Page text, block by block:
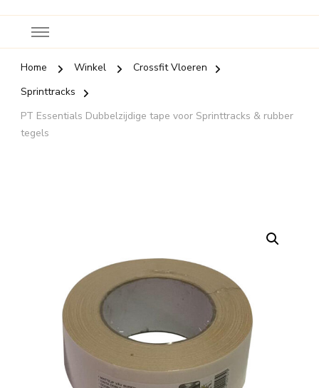
Home Winkel
Crossfit Vloeren
Sprinttracks
PT Essentials Dubbelzijdige tape voor Sprinttracks & rubber
tegels